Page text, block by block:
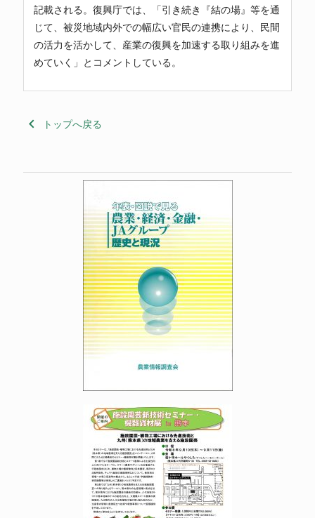
記載される。復興庁では、「引き続き『結の場』等を通
じて、被災地域内外での幅広い官民の連携により、民間
の活力を活かして、産業の復興を加速する取り組みを進
めていく」とコメントしている。
keyboard_arrow_left トップへ戻る